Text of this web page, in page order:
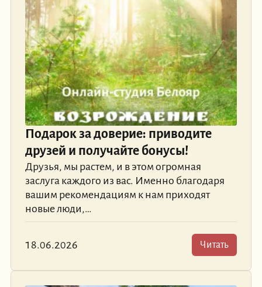
Подарок за доверие: приводите
друзей и получайте бонусы!
Друзья, мы растем, и в этом огромная
заслуга каждого из вас. Именно благодаря
вашим рекомендациям к нам приходят
новые люди,…
18.06.2026 Читать